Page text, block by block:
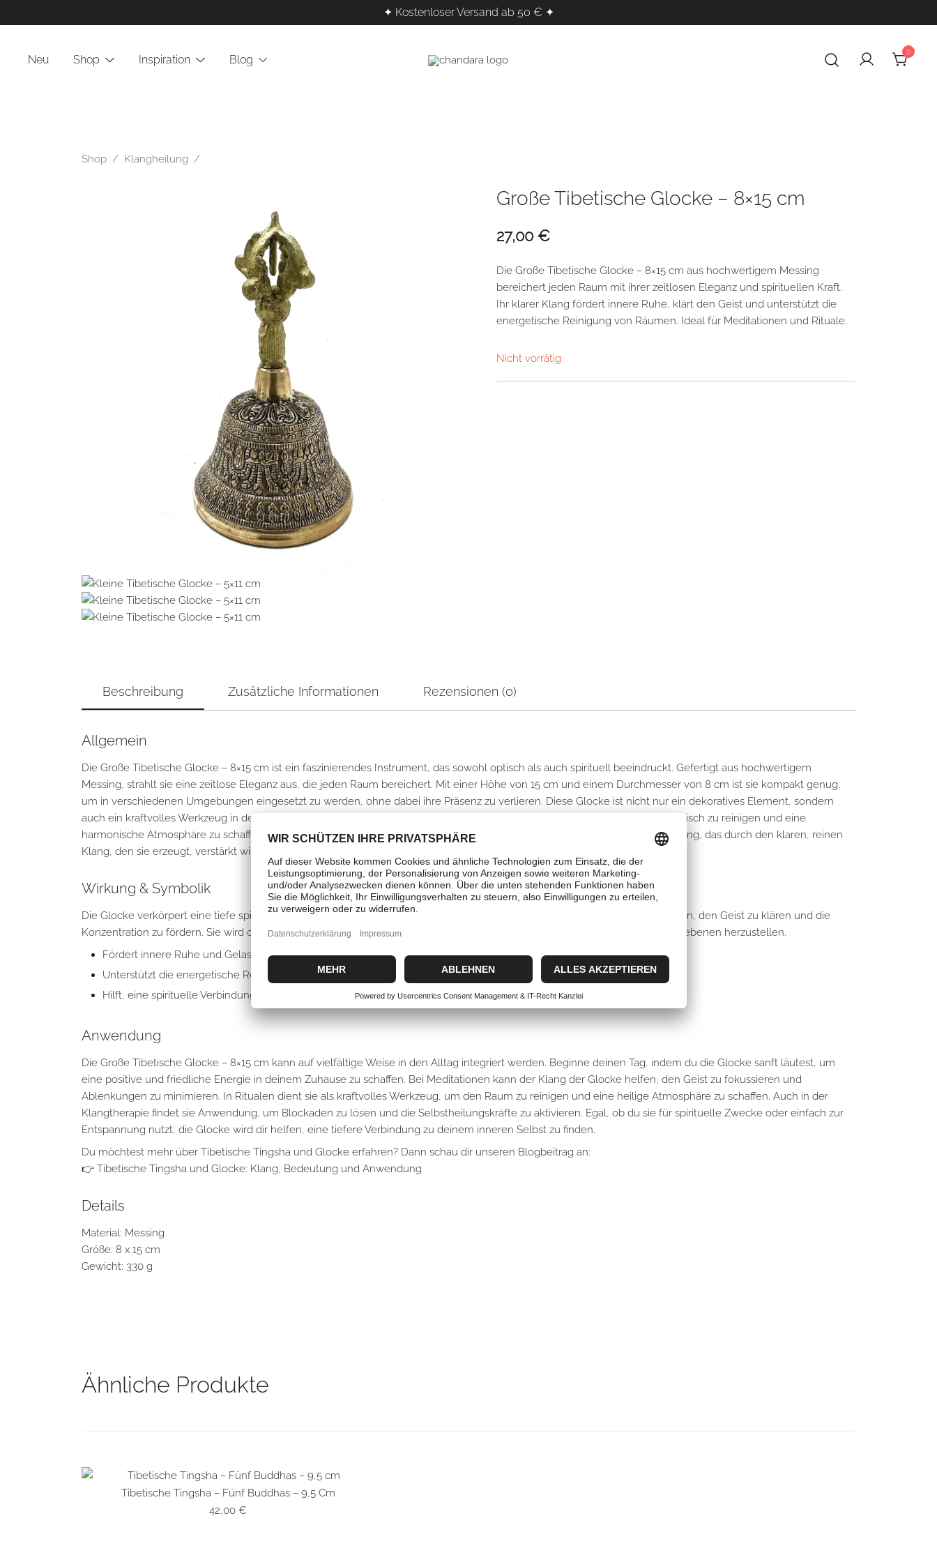
✦ Kostenloser Versand ab 50 € ✦
springen
Neu Shop Inspiration Blog
0
Shop / Klangheilung /
Große Tibetische Glocke – 8×15 cm
27,00 €
Die Große Tibetische Glocke – 8×15 cm aus hochwertigem Messing
bereichert jeden Raum mit ihrer zeitlosen Eleganz und spirituellen Kraft.
Ihr klarer Klang fördert innere Ruhe, klärt den Geist und unterstützt die
energetische Reinigung von Räumen. Ideal für Meditationen und Rituale.
Nicht vorrätig
Beschreibung Zusätzliche Informationen Rezensionen (0)
Allgemein
Die Große Tibetische Glocke – 8×15 cm ist ein faszinierendes Instrument, das sowohl optisch als auch spirituell beeindruckt. Gefertigt aus hochwertigem
Messing, strahlt sie eine zeitlose Eleganz aus, die jeden Raum bereichert. Mit einer Höhe von 15 cm und einem Durchmesser von 8 cm ist sie kompakt genug,
um in verschiedenen Umgebungen eingesetzt zu werden, ohne dabei ihre Präsenz zu verlieren. Diese Glocke ist nicht nur ein dekoratives Element, sondern
auch ein kraftvolles Werkzeug in der spirituellen Praxis. In der tibetischen Tradition wird sie oft verwendet, um Räume energetisch zu reinigen und eine
harmonische Atmosphäre zu schaffen. Die Große Tibetische Glocke – 8×15 cm ist ein Symbol für Transformation und Erneuerung, das durch den klaren, reinen
Klang, den sie erzeugt, verstärkt wird.
Wirkung & Symbolik
Die Glocke verkörpert eine tiefe spirituelle Bedeutung und Energie, die in vielen Kulturen geschätzt wird. Ihr Klang kann helfen, den Geist zu klären und die
Konzentration zu fördern. Sie wird oft in Meditationen und Ritualen eingesetzt, um eine Verbindung zu höheren Bewusstseinsebenen herzustellen.
Fördert innere Ruhe und Gelassenheit
Unterstützt die energetische Reinigung von Räumen
Hilft, eine spirituelle Verbindung zu vertiefen
Anwendung
Die Große Tibetische Glocke – 8×15 cm kann auf vielfältige Weise in den Alltag integriert werden. Beginne deinen Tag, indem du die Glocke sanft läutest, um
eine positive und friedliche Energie in deinem Zuhause zu schaffen. Bei Meditationen kann der Klang der Glocke helfen, den Geist zu fokussieren und
Ablenkungen zu minimieren. In Ritualen dient sie als kraftvolles Werkzeug, um den Raum zu reinigen und eine heilige Atmosphäre zu schaffen. Auch in der
Klangtherapie findet sie Anwendung, um Blockaden zu lösen und die Selbstheilungskräfte zu aktivieren. Egal, ob du sie für spirituelle Zwecke oder einfach zur
Entspannung nutzt, die Glocke wird dir helfen, eine tiefere Verbindung zu deinem inneren Selbst zu finden.
Du möchtest mehr über Tibetische Tingsha und Glocke erfahren? Dann schau dir unseren Blogbeitrag an:
👉 Tibetische Tingsha und Glocke: Klang, Bedeutung und Anwendung
Details
Material: Messing
Größe: 8 x 15 cm
Gewicht: 330 g
Ähnliche Produkte
SCHNELLANSICHT
Tibetische Tingsha – Fünf Buddhas – 9,5 Cm
42,00 €